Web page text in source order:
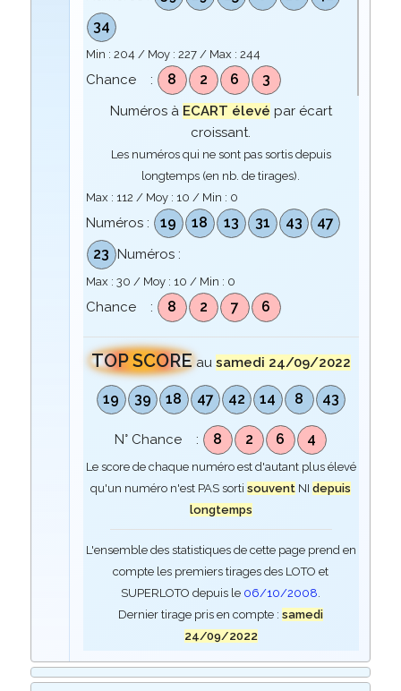
34
Min : 204 / Moy : 227/ Max : 244
Chance : 8 2 6 3
Numéros à ECART élevé par écart
croissant.
Les numéros qui ne sont pas sortis depuis
longtemps (en nb. de tirages).
Max : 112 / Moy : 10 / Min : 0
Numéros : 19 18 13 31 43
47
23 Numéros :
Max : 30 / Moy : 10 / Min : 0
Chance : 8 2 7 6
TOP SCORE au samedi 24/09/2022
19 39 18 47 42 14 8 43
N° Chance : 8 2 6 4
Le score de chaque numéro est d'autant plus élevé
qu'un numéro n'est PAS sortisouvent NIdepuis
longtemps
L'ensemble des statistiques de cette page prend en
compte les premiers tirages des LOTO et
SUPERLOTO depuis le 06/10/2008.
Dernier tirage pris en compte :samedi
24/09/2022